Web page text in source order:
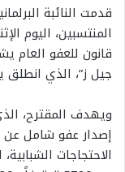
قدمت النائبة
قانون للعفو العام
جيل ز”، الذي انطلق يوم 27 شتنبر الماضي وما يزال
ويهدف المقترح،
إصدار عفو شامل عن
الاحتجاجات